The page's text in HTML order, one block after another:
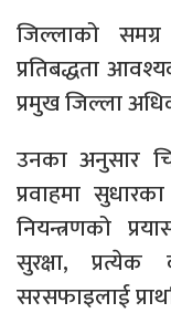
जिल्लाको
प्रतिबद्धता
प्रमुख जिल्ला
उनका अनुसार
प्रवाहमा
नियन्त्रणको
सुरक्षा,
सरसफाइलाई